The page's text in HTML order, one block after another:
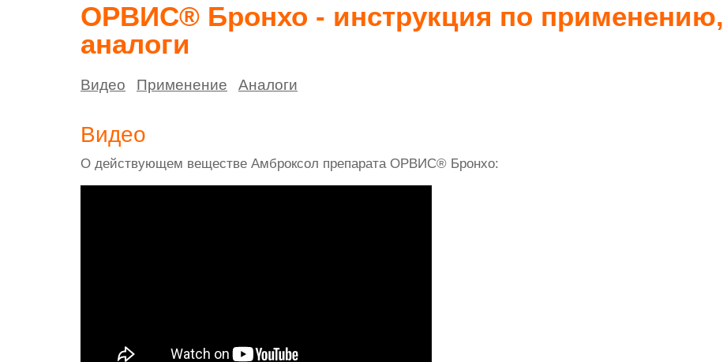
ОРВИС® Бронхо - инструкция по применению,
аналоги
Видео Применение Аналоги
Видео
О действующем веществе Амброксол препарата ОРВИС® Бронхо: